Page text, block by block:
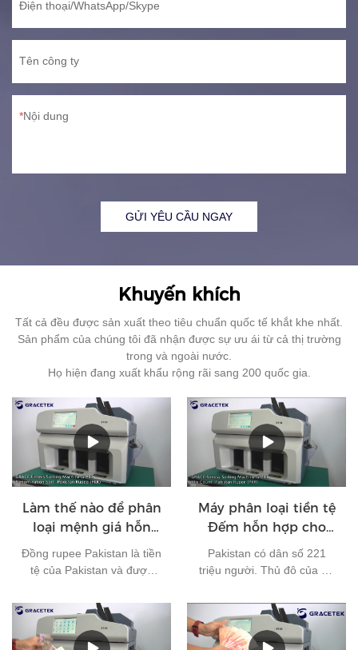
Điện thoại/WhatsApp/Skype
Tên công ty
Nội dung
GỬI YÊU CẦU NGAY
Khuyến khích
Tất cả đều được sản xuất theo tiêu chuẩn quốc tế khắt khe nhất.
Sản phẩm của chúng tôi đã nhận được sự ưu ái từ cả thị trường
trong và ngoài nước.
Họ hiện đang xuất khẩu rộng rãi sang 200 quốc gia.
Làm thế nào để phân
loại mệnh giá hỗn
hợp của Rupee
Pakistan?
Đồng rupee Pakistan là tiền
tệ của Pakistan và được
Nhà nước Pakistan. Hiện
tại, có 7 loại tiền giấy đang
lưu hành ở Pakistan: 10
Máy phân loại tiền tệ
Đếm hỗn hợp cho
đồng rupee Pakistan
Pakistan có dân số 221
triệu người. Thủ đô của nó
nó là đồng rupee Pakistan.
Nó là một trong những loại
tiền tệ được sử dụng